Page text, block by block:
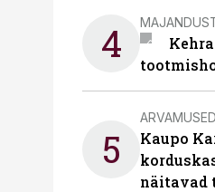
4
5
ARVAMUSED
Kaupo
näitavad